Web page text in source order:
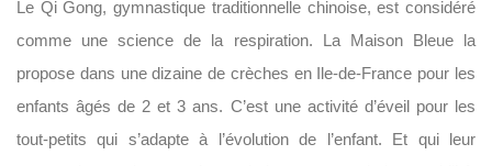
Le Qi Gong, gymnastique traditionnelle chinoise, est considéré
comme une science de la respiration. La Maison Bleue la
propose dans une dizaine de crèches en Ile-de-France pour les
enfants âgés de 2 et 3 ans. C’est une activité d’éveil pour les
tout-petits qui s’adapte à l’évolution de l’enfant. Et qui leur